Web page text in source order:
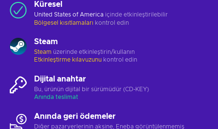
Küresel
United States of America içinde etkinleştirilebilir
Bölgesel kısıtlamaları kontrol edin
Steam
Steam üzerinde etkinleştirin/kullanın
Etkinleştirme kılavuzunu kontrol edin
Dijital anahtar
Bu, ürünün dijital bir sürümüdür (CD-KEY)
Anında teslimat
Anında geri ödemeler
Diğer pazaryerlerinin aksine, Eneba görüntülenmemiş